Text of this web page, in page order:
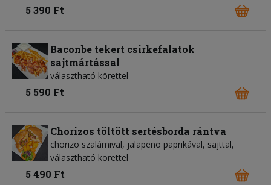
5 390 Ft
Baconbe tekert csirkefalatok
sajtmártással
választható körettel
5 590 Ft
Chorizos töltött sertésborda rántva
chorizo szalámival, jalapeno paprikával, sajttal,
választható körettel
5 490 Ft